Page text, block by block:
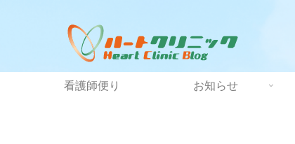
看護師便り お知らせ